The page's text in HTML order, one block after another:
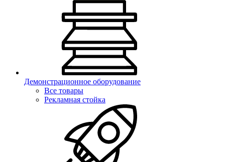
Демонстрационное оборудование
Все товары
Рекламная стойка